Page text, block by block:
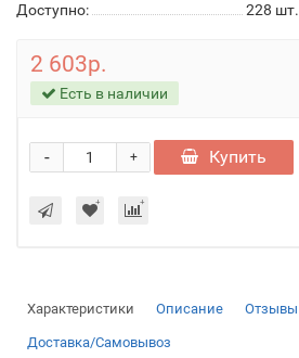
Доступно:
228 шт.
2 603р.
Есть в наличии
+
- Купить
Характеристики Описание Отзывы
Доставка/Самовывоз